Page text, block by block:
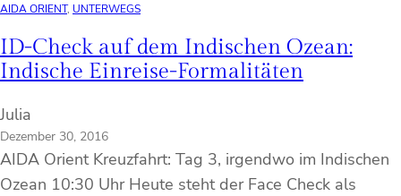
AIDA ORIENT, UNTERWEGS
ID-Check auf dem Indischen Ozean:
Indische Einreise-Formalitäten
Julia
Dezember 30, 2016
AIDA Orient Kreuzfahrt: Tag 3, irgendwo im Indischen
Ozean 10:30 Uhr Heute steht der Face Check als